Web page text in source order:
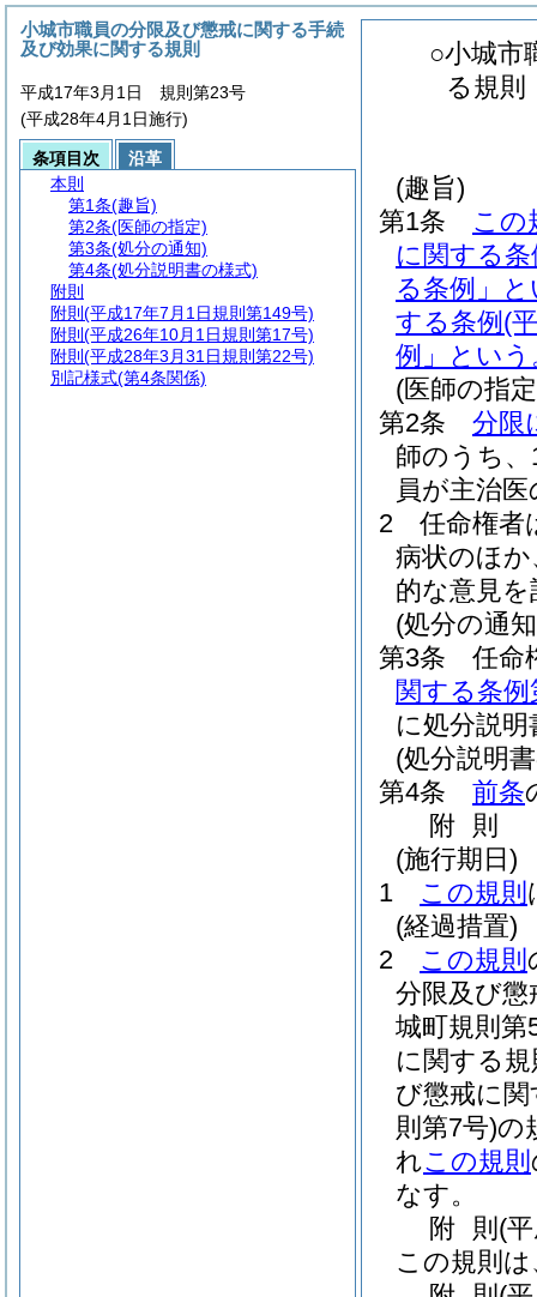
○小城市
る規則
(趣旨)
第1条
この
に関する条
る条例」
する条例 (
例」という
(医師の指
第2条
分限
師のうち
員が主治
2
任命権者
病状のほ
的な意見
(処分の通
第3条
任命
関する条例
に処分説
(処分説明
第4条
前条
附 則
(施行期日)
1
この規則
(経過措置)
2
この規則
分限及び
城町規則第
に関する規
び懲戒に
則第7号)の
れこの規則
なす。
附 則 (
この規則
小城市職員の分限及び懲戒に関する手続
及び効果に関する規則
平成17年3月1日 規則第23号
(平成28年4月1日施行)
条項目次
沿革
本則
第1条(趣旨)
第2条(医師の指定)
第3条(処分の通知)
第4条(処分説明書の様式)
附則
附則 (平成17年7月1日規則第149号)
附則 (平成26年10月1日規則第17号)
附則 (平成28年3月31日規則第22号)
別記様式(第4条関係)